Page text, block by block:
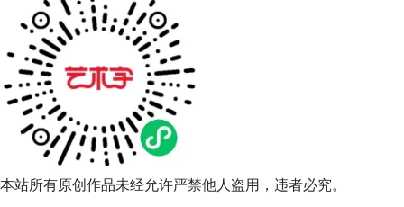
本站所有原创作品未经允许严禁他人盗用，违者必究。